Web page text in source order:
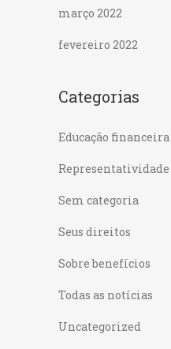
março 2022
fevereiro 2022
Categorias
Educação financeira
Representatividade
Sem categoria
Seus direitos
Sobre benefícios
Todas as notícias
Uncategorized